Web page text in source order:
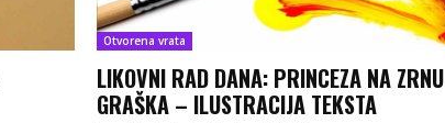
Otvorena vrata
LIKOVNI RAD DANA: PRINCEZA NA ZRNU
GRAŠKA – ILUSTRACIJA TEKSTA